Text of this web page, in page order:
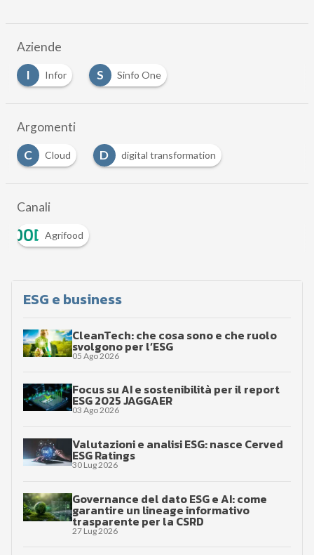
Aziende
I
Infor S Sinfo One
Argomenti
C
Cloud D digital transformation
Canali
Agrifood
ESG e business
CleanTech: che cosa sono e che ruolo
svolgono per l’ESG
05 Ago 2026
Focus su AI e sostenibilità per il report
ESG 2025 JAGGAER
03 Ago 2026
Valutazioni e analisi ESG: nasce Cerved
ESG Ratings
30 Lug 2026
Governance del dato ESG e AI: come
garantire un lineage informativo
trasparente per la CSRD
27 Lug 2026